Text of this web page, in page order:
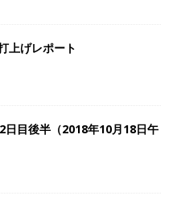
上げレポート
目後半（2018年10月18日午